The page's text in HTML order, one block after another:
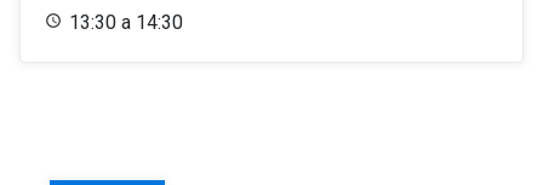
13:30 a 14:30